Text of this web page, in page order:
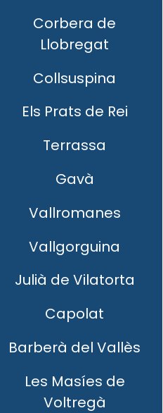
Corbera de
Llobregat
Collsuspina
Els Prats de Rei
Terrassa
Gavà
Vallromanes
Vallgorguina
Julià de Vilatorta
Capolat
Barberà del Vallès
Les Masíes de
Voltregà